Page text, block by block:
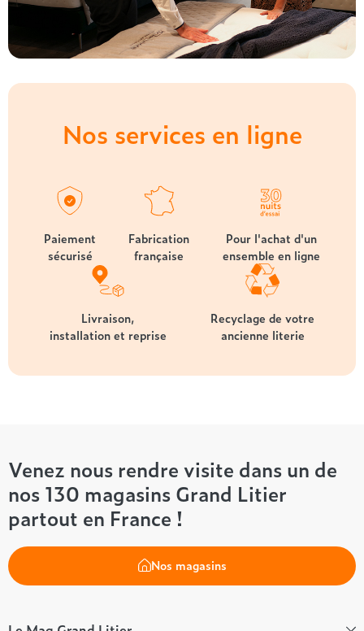
Nos services en ligne
Paiement
sécurisé
Fabrication
française
Pour l'achat d'un
ensemble en ligne
Livraison,
installation et reprise
Recyclage de votre
ancienne literie
Venez nous rendre visite dans un de
nos 130 magasins Grand Litier
partout en France !
Nos magasins